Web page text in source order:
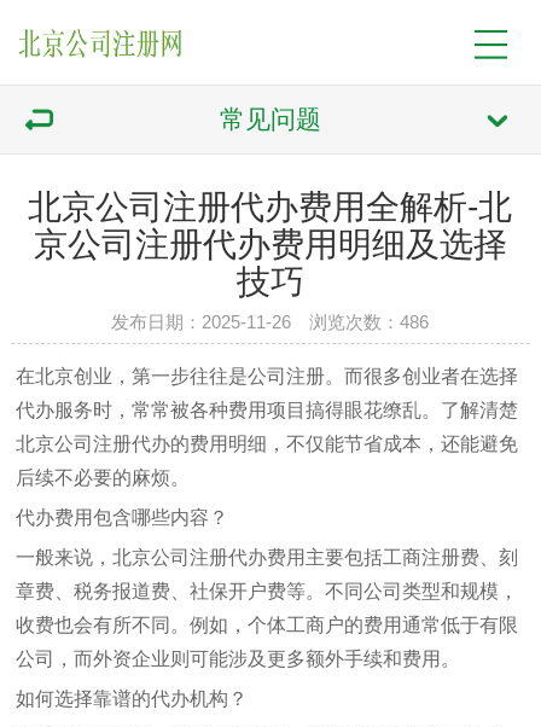
常见问题
北京公司注册代办费用全解析-北
京公司注册代办费用明细及选择
技巧
发布日期：2025-11-26 浏览次数：486
在北京创业，第一步往往是公司注册。而很多创业者在选择
代办服务时，常常被各种费用项目搞得眼花缭乱。了解清楚
北京公司注册代办的费用明细，不仅能节省成本，还能避免
后续不必要的麻烦。
代办费用包含哪些内容？
一般来说，北京公司注册代办费用主要包括工商注册费、刻
章费、税务报道费、社保开户费等。不同公司类型和规模，
收费也会有所不同。例如，个体工商户的费用通常低于有限
公司，而外资企业则可能涉及更多额外手续和费用。
如何选择靠谱的代办机构？